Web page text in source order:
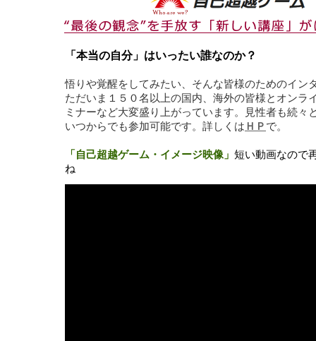
「本当の自分」はいったい誰なのか？
悟りや覚醒をしてみたい、そんな皆様のためのイン
ただいま１５０名以上の国内、海外の皆様とオンラ
ミナーなど大変盛り上がっています。見性者も続々
いつからでも参加可能です。詳しくは ＨＰ で。
「自己超越ゲーム・イメージ映像」 短い動画なので
ね